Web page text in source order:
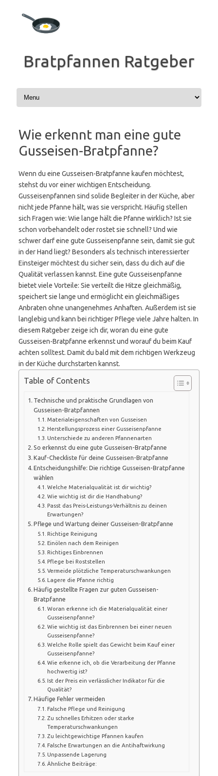
springen
Bratpfannen Ratgeber
Wie erkennt man eine gute
Gusseisen-Bratpfanne?
Wenn du eine Gusseisen-Bratpfanne kaufen möchtest,
stehst du vor einer wichtigen Entscheidung.
Gusseisenpfannen sind solide Begleiter in der Küche, aber
nicht jede Pfanne hält, was sie verspricht. Häufig stellen
sich Fragen wie: Wie lange hält die Pfanne wirklich? Ist sie
schon vorbehandelt oder rostet sie schnell? Und wie
schwer darf eine gute Gusseisenpfanne sein, damit sie gut
in der Hand liegt? Besonders als technisch interessierter
Einsteiger möchtest du sicher sein, dass du dich auf die
Qualität verlassen kannst. Eine gute Gusseisenpfanne
bietet viele Vorteile: Sie verteilt die Hitze gleichmäßig,
speichert sie lange und ermöglicht ein gleichmäßiges
Anbraten ohne unangenehmes Anhaften. Außerdem ist sie
langlebig und kann bei richtiger Pflege viele Jahre halten. In
diesem Ratgeber zeige ich dir, woran du eine gute
Gusseisen-Bratpfanne erkennst und worauf du beim Kauf
achten solltest. Damit du bald mit dem richtigen Werkzeug
in der Küche durchstarten kannst.
Table of Contents
Technische und praktische Grundlagen von
Gusseisen-Bratpfannen
Materialeigenschaften von Gusseisen
Herstellungsprozess einer Gusseisenpfanne
Unterschiede zu anderen Pfannenarten
So erkennst du eine gute Gusseisen-Bratpfanne
Kauf-Checkliste für deine Gusseisen-Bratpfanne
Entscheidungshilfe: Die richtige Gusseisen-Bratpfanne
wählen
Welche Materialqualität ist dir wichtig?
Wie wichtig ist dir die Handhabung?
Passt das Preis-Leistungs-Verhältnis zu deinen
Erwartungen?
Pflege und Wartung deiner Gusseisen-Bratpfanne
Richtige Reinigung
Einölen nach dem Reinigen
Richtiges Einbrennen
Pflege bei Roststellen
Vermeide plötzliche Temperaturschwankungen
Lagere die Pfanne richtig
Häufig gestellte Fragen zur guten Gusseisen-
Bratpfanne
Woran erkenne ich die Materialqualität einer
Gusseisenpfanne?
Wie wichtig ist das Einbrennen bei einer neuen
Gusseisenpfanne?
Welche Rolle spielt das Gewicht beim Kauf einer
Gusseisenpfanne?
Wie erkenne ich, ob die Verarbeitung der Pfanne
hochwertig ist?
Ist der Preis ein verlässlicher Indikator für die
Qualität?
Häufige Fehler vermeiden
Falsche Pflege und Reinigung
Zu schnelles Erhitzen oder starke
Temperaturschwankungen
Zu leichtgewichtige Pfannen kaufen
Falsche Erwartungen an die Antihaftwirkung
Unpassende Lagerung
Ähnliche Beiträge: